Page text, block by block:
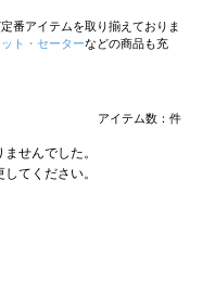
番アイテムを取り揃えておりま
ット・セーターなどの商品も充
アイテム数： 件
せんでした。
てください。